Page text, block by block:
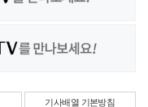
기사배열 기본방침